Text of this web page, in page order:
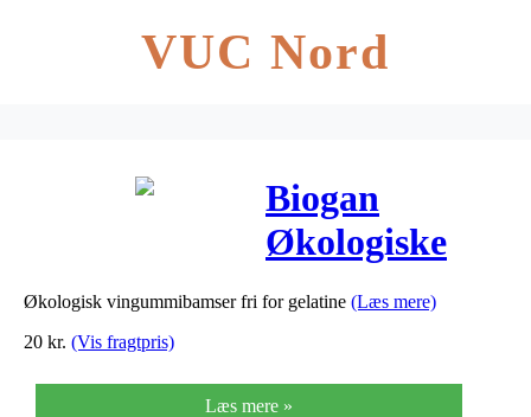
VUC Nord
Biogan
Økologiske
Gelatinefri
– 75 G
Økologisk vingummibamser fri for gelatine (Læs mere)
20 kr. (Vis fragtpris)
Læs mere »